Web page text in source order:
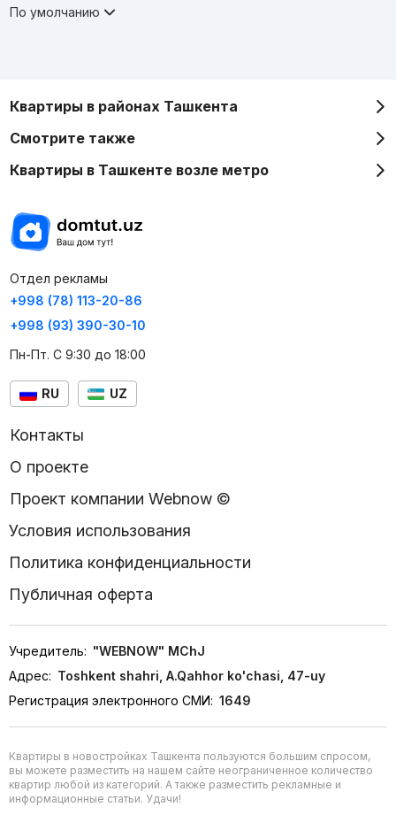
По умолчанию
Квартиры в районах Ташкента
Смотрите также
Квартиры в Ташкенте возле метро
Отдел рекламы
+998 (78) 113-20-86
+998 (93) 390-30-10
Пн-Пт. С 9:30 до 18:00
RU UZ
Контакты
О проекте
Проект компании Webnow ©
Условия использования
Политика конфиденциальности
Публичная оферта
Учредитель: "WEBNOW" MChJ
Адрес: Toshkent shahri, A.Qahhor ko'chasi, 47-uy
Регистрация электронного СМИ: 1649
Квартиры в новостройках Ташкента пользуются большим спросом,
вы можете разместить на нашем сайте неограниченное количество
квартир любой из категорий. А также разместить рекламные и
информационные статьи. Удачи!